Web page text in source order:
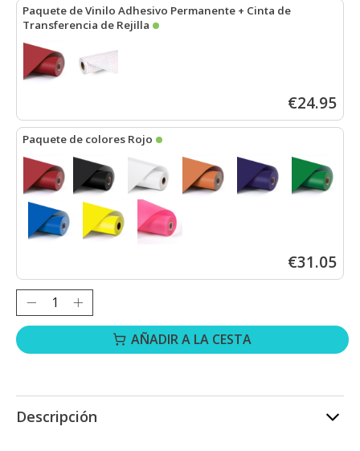
Paquete de Vinilo Adhesivo Permanente + Cinta de
Transferencia de Rejilla
€24.95
LOKLiK Vinilo Adhesivo Permanente Mate - Rojo - 30,5 x 180 cm
Paquete de colores Rojo
€31.05
LOKLiK Vinilo Adhesivo Permanente Mate - Rojo - 30,5 x 180 cm
Cantidad:
AÑADIR A LA CESTA
Descripción